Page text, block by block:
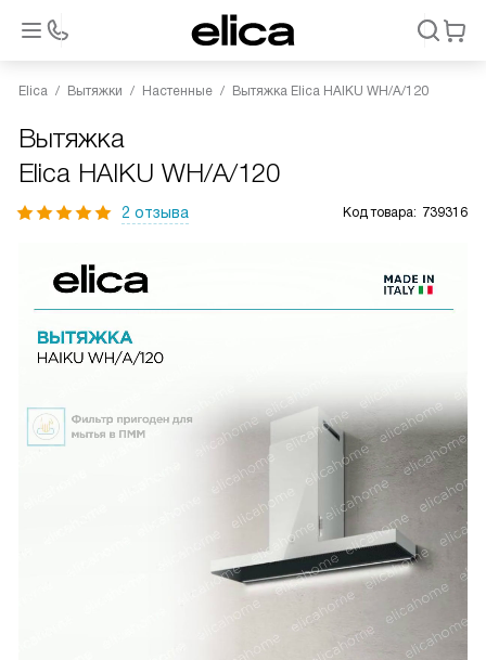
Elica Вытяжки Настенные Вытяжка Elica HAIKU WH/A/120
Вытяжка
Elica HAIKU WH/A/120
2 отзыва Код товара: 739316